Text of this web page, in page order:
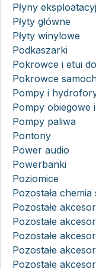
Płyny
Płyty główne
Płyty winylowe
Podkaszarki
Pokrowce i etui
Pokrowce
Pompy i
Pompy obiegowe
Pompy paliwa
Pontony
Power audio
Powerbanki
Poziomice
Pozostała
Pozostałe
Pozostałe
Pozostałe
Pozostałe
Pozostałe